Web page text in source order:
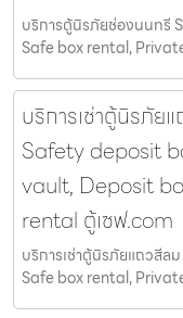
บริการตู้นิรภัยช่องนนทรี
Safe box rental,
บริการเช่าตู้นิรภัย
Safety deposit
vault, Deposit
rental ตู้เซฟ.com
บริการเช่าตู้นิรภัยแถวสี
Safe box rental,